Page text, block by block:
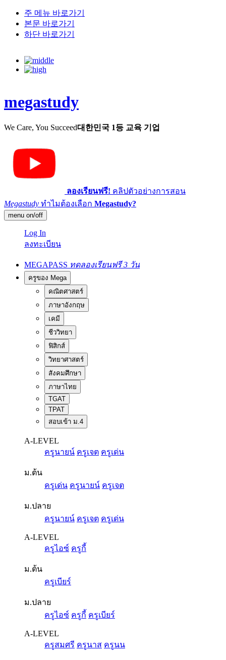
주 메뉴 바로가기
본문 바로가기
하단 바로가기
megastudy
We Care, You Succeed대한민국 1등 교육 기업
ลองเรียนฟรี! คลิปตัวอย่างการสอน
Megastudy ทำไมต้องเลือก Megastudy?
menu on/off
Log In
ลงทะเบียน
MEGAPASS ทดลองเรียนฟรี 3 วัน
ครูของ Mega
คณิตศาสตร์
ภาษาอังกฤษ
เคมี
ชีววิทยา
ฟิสิกส์
วิทยาศาสตร์
สังคมศึกษา
ภาษาไทย
TGAT
TPAT
สอบเข้า ม.4
A-LEVEL
ครูนายน์ ครูเจต ครูเด่น
ม.ต้น
ครูเด่น ครูนายน์ ครูเจต
ม.ปลาย
ครูนายน์ ครูเจต ครูเด่น
A-LEVEL
ครูไอซ์ ครูกี้
ม.ต้น
ครูเบียร์
ม.ปลาย
ครูไอซ์ ครูกี้ ครูเบียร์
A-LEVEL
ครูสมศรี ครูนาส ครูนน